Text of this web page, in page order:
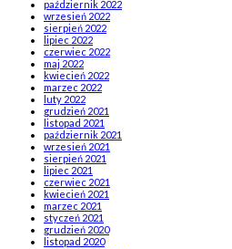
październik 2022
wrzesień 2022
sierpień 2022
lipiec 2022
czerwiec 2022
maj 2022
kwiecień 2022
marzec 2022
luty 2022
grudzień 2021
listopad 2021
październik 2021
wrzesień 2021
sierpień 2021
lipiec 2021
czerwiec 2021
kwiecień 2021
marzec 2021
styczeń 2021
grudzień 2020
listopad 2020